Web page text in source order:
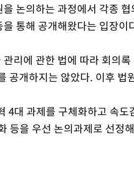
논의하는 과정에서 각종
통해 공개해왔다는 입장이
리에 관한 법에 따라 회의
공개하지는 않았다. 이후
4대 과제를 구체화하고 속
등을 우선 논의과제로 선정